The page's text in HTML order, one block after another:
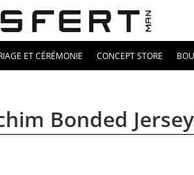
ET CÉRÉMONIE CONCEPT STORE
Bonded Jersey